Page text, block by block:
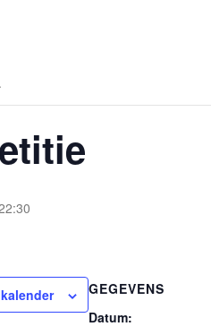
GEGEVENS
Datum: